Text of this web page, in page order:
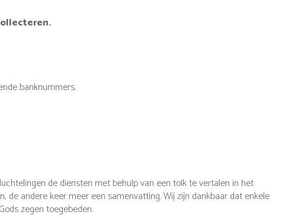
banknummers.
de diensten met behulp van een tolk te vertalen in het
de andere keer meer een samenvatting. Wij zijn dankbaar dat enkele
zegen toegebeden.